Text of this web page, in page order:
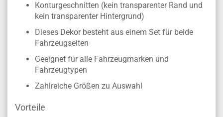
Konturgeschnitten (kein transparenter Rand und
kein transparenter Hintergrund)
Dieses Dekor besteht aus einem Set für beide
Fahrzeugseiten
Geeignet für alle Fahrzeugmarken und
Fahrzeugtypen
Zahlreiche Größen zu Auswahl
Vorteile